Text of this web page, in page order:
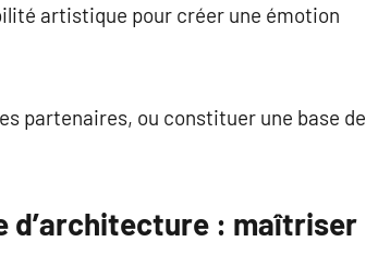
artistique pour créer une émotion
partenaires, ou constituer une base de
d’architecture : maîtriser